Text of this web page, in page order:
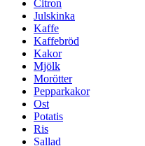
Citron
Julskinka
Kaffe
Kaffebröd
Kakor
Mjölk
Morötter
Pepparkakor
Ost
Potatis
Ris
Sallad